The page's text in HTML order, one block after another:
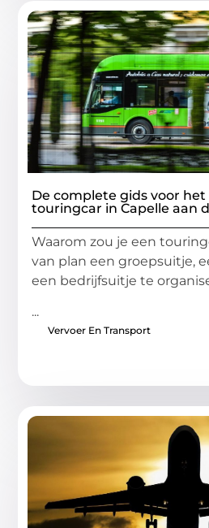
De complete gids voor
touringcar in Capelle aan
Waarom zou je een
van plan een groepsuitje,
een bedrijfsuitje te
...
Vervoer En Transport